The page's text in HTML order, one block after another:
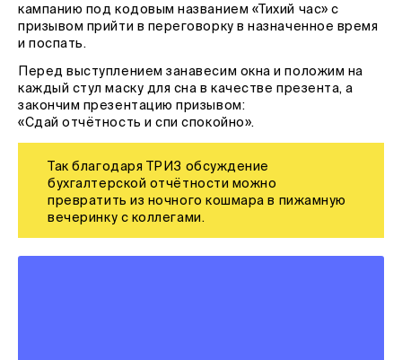
кампанию под кодовым названием «Тихий час» с
призывом прийти в переговорку в назначенное время
и поспать.
Перед выступлением занавесим окна и положим на
каждый стул маску для сна в качестве презента, а
закончим презентацию призывом:
«Сдай отчётность и спи спокойно».
Так благодаря ТРИЗ обсуждение
бухгалтерской отчётности можно
превратить из ночного кошмара в пижамную
вечеринку с коллегами.